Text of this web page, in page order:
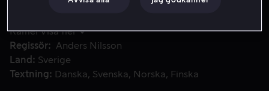
Medverkande Jakob Eklund Peter Andersson
Ramel Visa fler
Regissör
Anders Nilsson
Land
Sverige
Textning
Danska Svenska Norska Finska